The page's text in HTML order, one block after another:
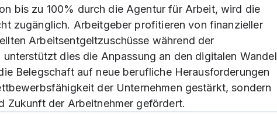
bis zu 100% durch die Agentur für Arbeit, wird die
zugänglich. Arbeitgeber profitieren von finanzieller
Arbeitsentgeltzuschüsse während der
dies die Anpassung an den digitalen Wandel
Belegschaft auf neue berufliche Herausforderungen
der Unternehmen gestärkt, sondern
Zukunft der Arbeitnehmer gefördert.